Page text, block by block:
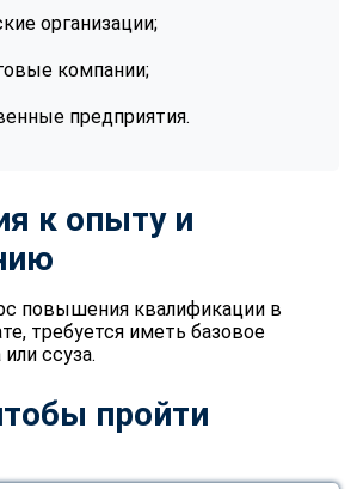
организации;
компании;
предприятия.
к опыту и
повышения квалификации в
требуется иметь базовое
ссуза.
пройти